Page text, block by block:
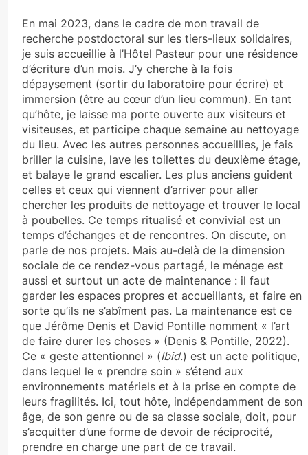
En mai 2023, dans le cadre de mon travail de
recherche postdoctoral sur les tiers-lieux solidaires,
je suis accueillie à l’Hôtel Pasteur pour une résidence
d’écriture d’un mois. J’y cherche à la fois
dépaysement (sortir du laboratoire pour écrire) et
immersion (être au cœur d’un lieu commun). En tant
qu’hôte, je laisse ma porte ouverte aux visiteurs et
visiteuses, et participe chaque semaine au nettoyage
du lieu. Avec les autres personnes accueillies, je fais
briller la cuisine, lave les toilettes du deuxième étage,
et balaye le grand escalier. Les plus anciens guident
celles et ceux qui viennent d’arriver pour aller
chercher les produits de nettoyage et trouver le local
à poubelles. Ce temps ritualisé et convivial est un
temps d’échanges et de rencontres. On discute, on
parle de nos projets. Mais au-delà de la dimension
sociale de ce rendez-vous partagé, le ménage est
aussi et surtout un acte de maintenance : il faut
garder les espaces propres et accueillants, et faire en
sorte qu’ils ne s’abîment pas. La maintenance est ce
que Jérôme Denis et David Pontille nomment « l’art
de faire durer les choses » (Denis & Pontille, 2022).
Ce « geste attentionnel » (Ibid.) est un acte politique,
dans lequel le « prendre soin » s’étend aux
environnements matériels et à la prise en compte de
leurs fragilités. Ici, tout hôte, indépendamment de son
âge, de son genre ou de sa classe sociale, doit, pour
s’acquitter d’une forme de devoir de réciprocité,
prendre en charge une part de ce travail.